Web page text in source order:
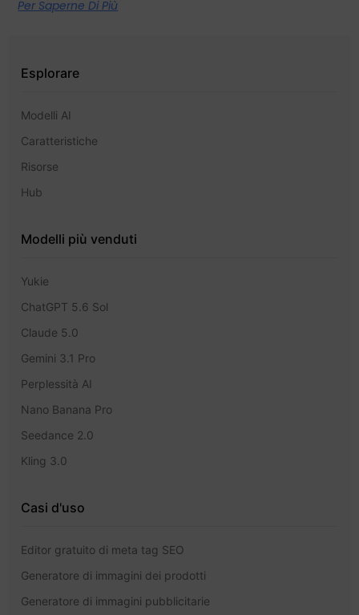
Per Saperne Di Più
Esplorare
Modelli AI
Caratteristiche
Risorse
Hub
Modelli più venduti
Yukie
ChatGPT 5.6 Sol
Claude 5.0
Gemini 3.1 Pro
Perplessità AI
Nano Banana Pro
Seedance 2.0
Kling 3.0
Casi d'uso
Editor gratuito di meta tag SEO
Generatore di immagini dei prodotti
Generatore di immagini pubblicitarie